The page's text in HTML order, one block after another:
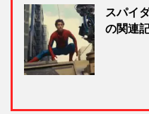
スパイ
の関連